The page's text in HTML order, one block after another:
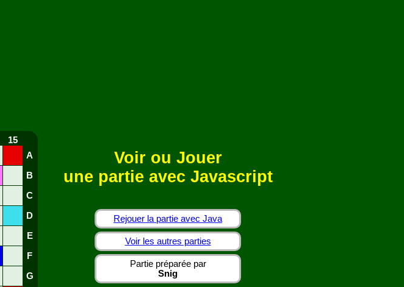
15
A
B
C
D
E
F
G
Voir ou Jouer
une partie avec Javascript
Rejouer la partie avec Java
Voir les autres parties
Partie préparée par
Snig